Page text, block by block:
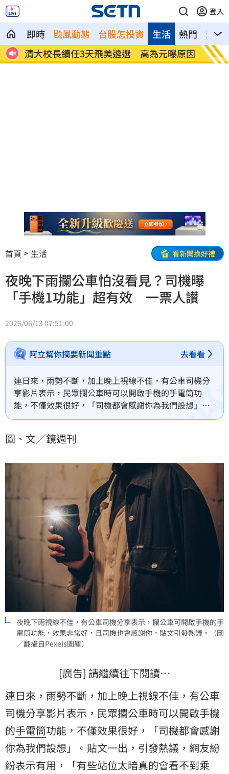
登入
即時 颱風動態 台股怎投資 熱門 影音
生活
因 83歲翁開瑞典坦克撞3車！撞破店家玻璃
門
不靠
歲！
首頁 生活 看新聞換好禮
夜晚下雨攔公車怕沒看見？司機曝
「手機1功能」超有效 一票人讚
2026/06/13 07:51:00
阿立幫你摘要新聞重點 去看看
連日來，雨勢不斷，加上晚上視線不佳，有公車司機分
享影片表示，民眾攔公車時可以開啟手機的手電筒功
能，不僅效果很好，「司機都會感謝你為我們設想」。
貼文一出，引發熱議，網友紛紛表示有用，「有些站位
終於懂了」。也有公車司機留言指出，看到揮舞手電
道」。
圖、文／鏡週刊
夜晚下雨視線不佳，有公車司機分享表示，攔公車可開啟手機的手
電筒功能，效果非常好，且司機也會感謝你，貼文引發熱議。（圖
／翻攝自Pexels圖庫）
[廣告] 請繼續往下閱讀…
連日來，雨勢不斷，加上晚上視線不佳，有公車
司機分享影片表示，民眾攔公車時可以開啟手機
的手電筒功能，不僅效果很好，「司機都會感謝
你為我們設想」。貼文一出，引發熱議，網友紛
紛表示有用，「有些站位太暗真的會看不到乘